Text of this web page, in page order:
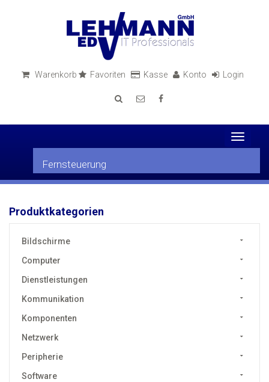
Warenkorb Favoriten Kasse Konto Login
Toggle
Fernsteuerung
Produktkategorien
Bildschirme
Computer
Dienstleistungen
Kommunikation
Komponenten
Netzwerk
Peripherie
Software